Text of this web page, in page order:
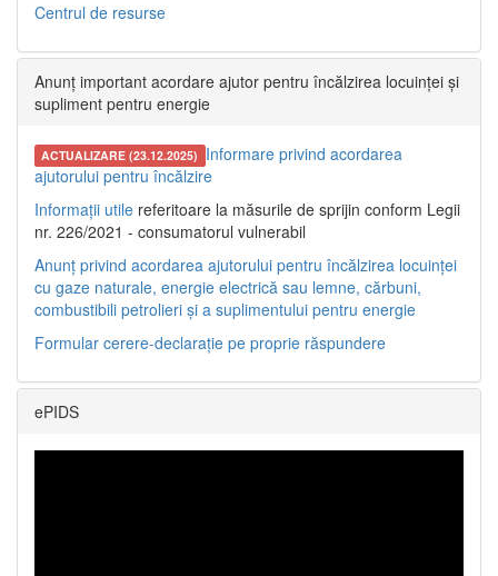
Centrul de resurse
Anunț important acordare ajutor pentru încălzirea locuinței și
supliment pentru energie
ACTUALIZARE (23.12.2025) Informare privind acordarea
ajutorului pentru încălzire
Informații utile referitoare la măsurile de sprijin conform Legii
nr. 226/2021 - consumatorul vulnerabil
Anunț privind acordarea ajutorului pentru încălzirea locuinței
cu gaze naturale, energie electrică sau lemne, cărbuni,
combustibili petrolieri și a suplimentului pentru energie
Formular cerere-declarație pe proprie răspundere
ePIDS